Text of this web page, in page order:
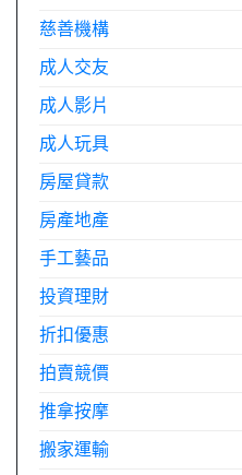
慈善機構
成人交友
成人影片
成人玩具
房屋貸款
房產地產
手工藝品
投資理財
折扣優惠
拍賣競價
推拿按摩
搬家運輸